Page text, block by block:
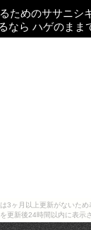
3ヶ月以上更新がないため
更新後24時間以内に表示
ためのササニシ
なら ハゲのまま